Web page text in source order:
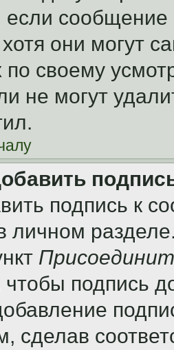
если
они могут
по своему
не могут
подпись к
личном
подпись
сделав